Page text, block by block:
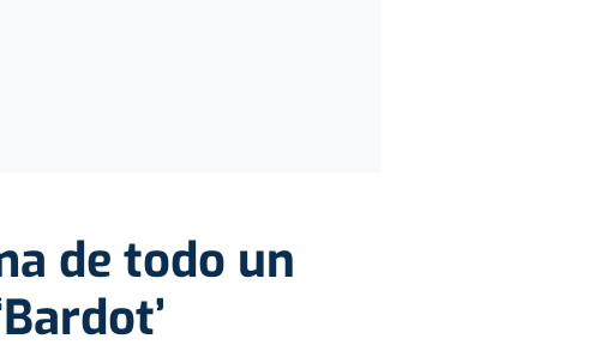
de todo un